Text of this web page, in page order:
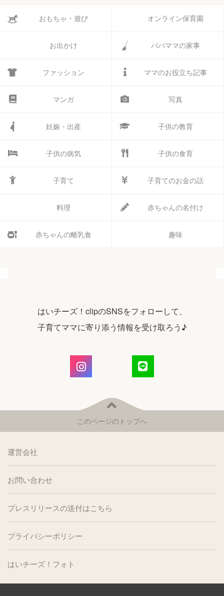
おもちゃ・遊び オンライン保育園
お出かけ パパママの家事
ファッション ママのお役立ち記事
マンガ 写真
妊娠・出産 子供の教育
子供の病気 子供の食育
子育て 子育てのお金の話
料理 赤ちゃんの名付け
赤ちゃんの離乳食 趣味
はいチーズ！clipのSNSをフォローして、
子育てママに寄り添う情報を受け取ろう♪
このページのトップへ
運営会社
お問い合わせ
プレスリリースの送付はこちら
プライバシーポリシー
はいチーズ！フォト